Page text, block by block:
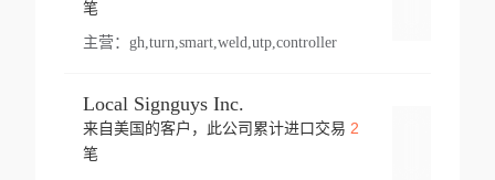
笔
主营： gh,turn,smart,weld,utp,controller
Local Signguys Inc.
来自美国的客户，此公司累计进口交易 2
笔